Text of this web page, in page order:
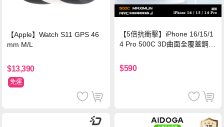
【Apple】Watch S11 GPS 46
mm M/L
$13,390
免運
【5倍抗衝擊】iPhone 16/15/1
4 Pro 500C 3D曲面全覆蓋鋼化
保護貼
$590